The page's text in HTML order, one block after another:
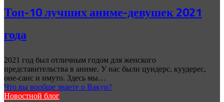
Топ-10 лучших аниме-девушек 2021
года
2021 год был отличным годом для женского
представительства в аниме. У нас были цундерс, куудерес,
оне-санс и имуто. Здесь мы…
Что вы вообще знаете о Вакуи?
Новостной блог